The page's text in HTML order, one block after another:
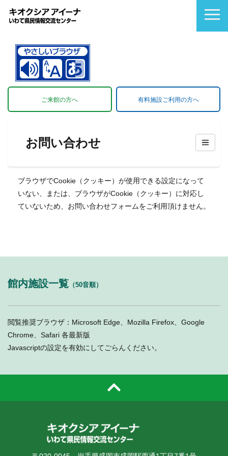
ご来館の方へ 有料施設ご利用の方へ
お問い合わせ
ブラウザでCookie（クッキー）が使用できる設定になって
いない、または、ブラウザがCookie（クッキー）に対応し
ていないため、お問い合わせフォームをご利用頂けません。
館内施設一覧 （50音順）
閲覧推奨ブラウザ：Microsoft Edge、Mozilla Firefox、Google
Chrome、Safari 各最新版
Javascriptの設定を有効にしてごらんください。